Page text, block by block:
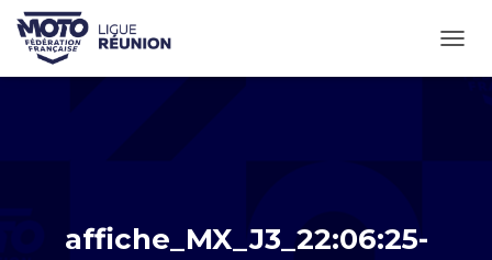
affiche_MX_J3_22:06:25-